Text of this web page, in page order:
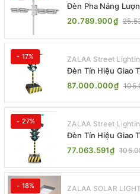
Đèn Pha Năng
Jsc Chống Nước
20.789.900₫
- 17% ZALAA Street
Đèn Tín Hiệu Giao
Trời ZALAA ZL-
87.000.000₫
- 27% ZALAA Street
Đèn Tín Hiệu Giao
Trời ZALAA ZL-
77.063.591₫
- 18% ZALAA SOLAR LIGHT